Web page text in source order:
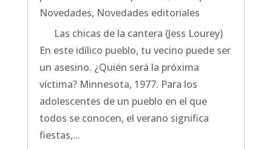
Novedades, Novedades editoriales
Las chicas de la cantera (Jess Lourey)
En este idílico pueblo, tu vecino puede ser
un asesino. ¿Quién será la próxima
víctima? Minnesota, 1977. Para los
adolescentes de un pueblo en el que
todos se conocen, el verano significa
fiestas,...